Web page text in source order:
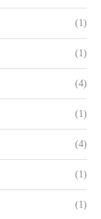
(1)
(1)
(4)
(1)
(4)
(1)
(1)